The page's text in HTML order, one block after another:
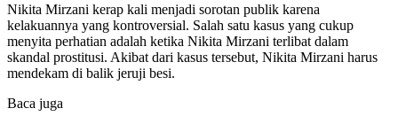
Nikita Mirzani kerap kali menjadi sorotan publik karena
kelakuannya yang kontroversial. Salah satu kasus yang cukup
menyita perhatian adalah ketika Nikita Mirzani terlibat dalam
skandal prostitusi. Akibat dari kasus tersebut, Nikita Mirzani harus
mendekam di balik jeruji besi.
Baca juga